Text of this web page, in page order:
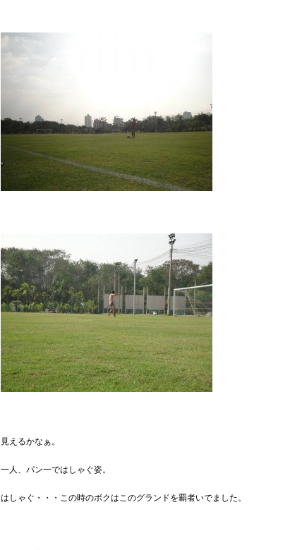
見えるかなぁ。
一人、パン一ではしゃぐ姿。
はしゃぐ・・・この時のボクはこのグランドを覇者いでました。